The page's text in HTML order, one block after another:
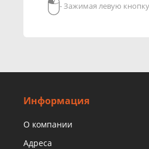
- Зажимая левую
Информация
О компании
Адреса